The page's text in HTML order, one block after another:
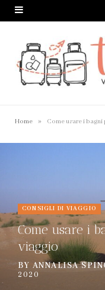
Home » Come usare i
CONSIGLI DI VIAGGIO
Come usare i
viaggio
BY ANNALISA
2020